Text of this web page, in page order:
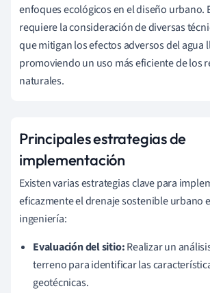
enfoques ecológicos en el diseño urbano.
requiere la consideración de diversas
que mitigan los efectos adversos del agua
promoviendo un uso más eficiente de los
naturales.
Principales estrategias de
implementación
Existen varias estrategias clave para
eficazmente el drenaje sostenible urbano
ingeniería:
Evaluación del sitio:Realizar un
terreno para identificar las
geotécnicas.